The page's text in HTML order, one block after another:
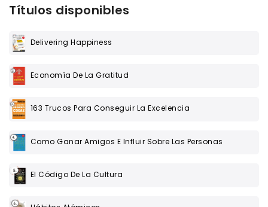
Títulos disponibles
Delivering Happiness
Economía De La Gratitud
163 Trucos Para Conseguir La Excelencia
Como Ganar Amigos E Influir Sobre Las Personas
El Código De La Cultura